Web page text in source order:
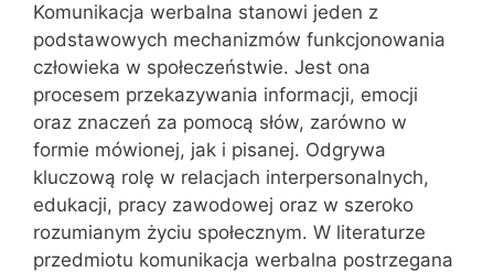
Komunikacja werbalna stanowi jeden z
podstawowych mechanizmów funkcjonowania
człowieka w społeczeństwie. Jest ona
procesem przekazywania informacji, emocji
oraz znaczeń za pomocą słów, zarówno w
formie mówionej, jak i pisanej. Odgrywa
kluczową rolę w relacjach interpersonalnych,
edukacji, pracy zawodowej oraz w szeroko
rozumianym życiu społecznym. W literaturze
przedmiotu komunikacja werbalna postrzegana